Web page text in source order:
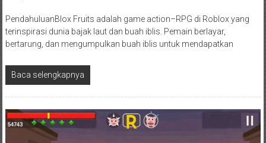
PendahuluanBlox Fruits adalah game action–RPG di Roblox yang
terinspirasi dunia bajak laut dan buah iblis. Pemain berlayar,
bertarung, dan mengumpulkan buah iblis untuk mendapatkan
Baca selengkapnya